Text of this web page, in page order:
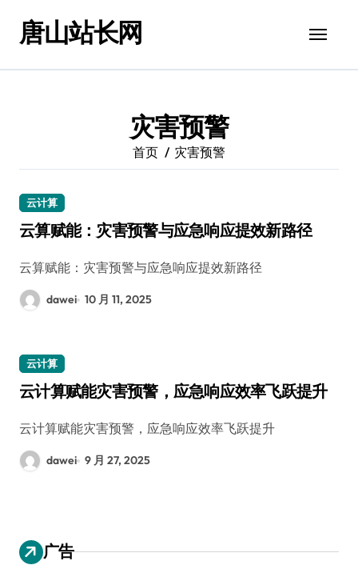
唐山站长网
灾害预警
首页 灾害预警
云计算
云算赋能：灾害预警与应急响应提效新路径
云算赋能：灾害预警与应急响应提效新路径
dawei 10 月 11, 2025
云计算
云计算赋能灾害预警，应急响应效率飞跃提升
云计算赋能灾害预警，应急响应效率飞跃提升
dawei 9 月 27, 2025
广告